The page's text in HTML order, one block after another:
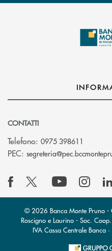
CONTATTI
Telefono: 0975 398611
PEC:
© 2026 Banca Monte Pruno -
Roscigno e Laurino - Soc.
IVA Cassa Centrale Banca